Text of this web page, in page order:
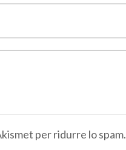
per ridurre lo spam.